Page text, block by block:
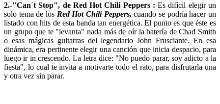
2.-"Can´t Stop", de Red Hot Chili Peppers :Es difícil elegir un
solo tema de los Red Hot Chili Peppers, cuando se podría hacer un
listado con hits de esta banda tan energética. El punto es que éste es
un grupo que te "levanta" nada más de oír la batería de Chad Smith
o esas mágicas guitarras del legendario John Frusciante. En esa
dinámica, era pertinente elegir una canción que inicia despacio, para
luego ir in crescendo. La letra dice: "No puedo parar, soy adicto a la
fiesta", lo cual te invita a motivarte todo el rato, para disfrutarla una
y otra vez sin parar.